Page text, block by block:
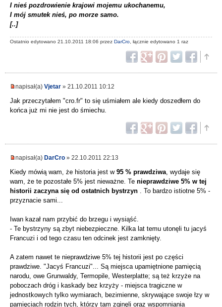
I nieś pozdrowienie krajowi mojemu ukochanemu,
I mój smutek nieś, po morze samo.
[..]
Ostatnio edytowano 21.10.2011 18:06 przez DarCro, łącznie edytowano 1 raz
napisał(a) Vjetar » 21.10.2011 10:12
Jak przeczytałem "cro.fr" to się uśmiałem ale kiedy doszedłem do
końca już mi nie jest do śmiechu.
napisał(a) DarCro » 22.10.2011 22:13
Kiedy mówią wam, że historia jest w 95 % prawdziwa, wydaje się
wam, że te pozostałe 5% jest nieważne. Te nieprawdziwe 5% w tej
historii zaczyna się od ostatnich bystrzyn . To bardzo istiotne 5% -
przyznacie sami...
Iwan kazał nam przybić do brzegu i wysiąść.
- Te bystrzyny są zbyt niebezpieczne. Kilka lat temu utonęli tu jacyś
Francuzi i od tego czasu ten odcinek jest zamknięty.
A zatem nawet te nieprawdziwe 5% tej historii jest po części
prawdziwe. "Jacyś Francuzi"... Są miejsca upamiętnione pamięcią
narodu, owe Grunwaldy, Termopile, Westerplatte; są też krzyże na
poboczach dróg i kaskady bez krzyży - miejsca tragiczne w
jednostkowych tylko wymiarach, bezimienne, skrywające swoje łzy w
pamięciach rodzin tych, którzy tam zginęli oraz wspomniania